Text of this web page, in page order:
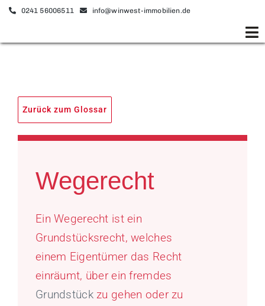
Zum
springen
0241 56006511 info@winwest-immobilien.de
Zurück zum Glossar
Wegerecht
Ein Wegerecht ist ein
Grundstücksrecht, welches
einem Eigentümer das Recht
einräumt, über ein fremdes
Grundstückzu gehen oder zu